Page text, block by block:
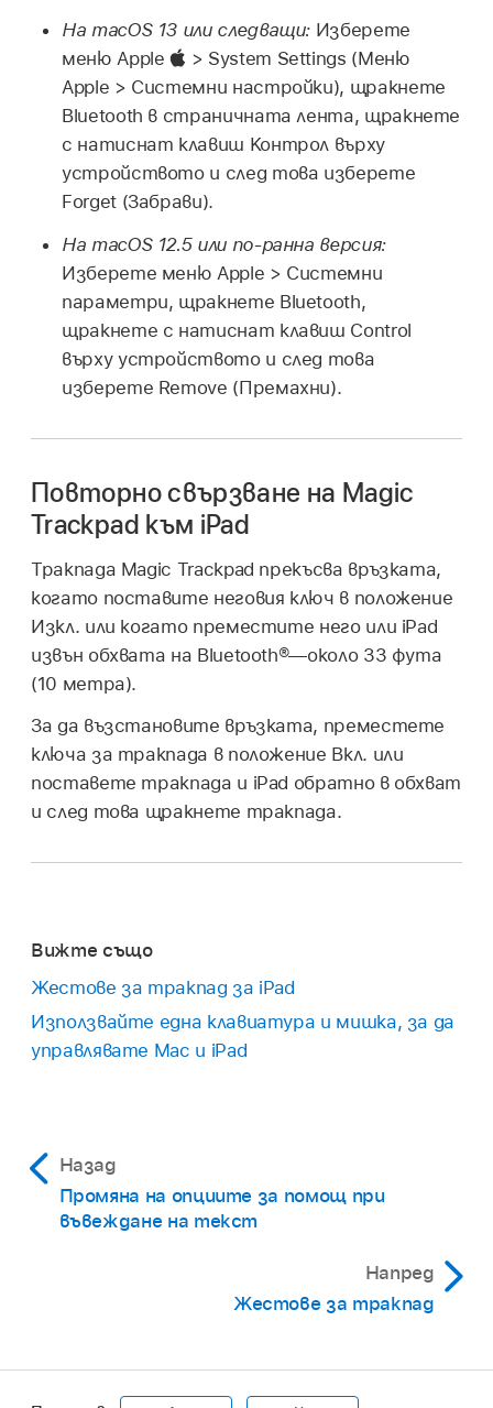
На macOS 13 или следващи: Изберете
меню Apple
> System Settings (Меню
Apple > Системни настройки), щракнете
Bluetooth в страничната лента, щракнете
с натиснат клавиш Контрол върху
устройството и след това изберете
Forget (Забрави).
На macOS 12.5 или по-ранна версия:
Изберете меню Apple > Системни
параметри, щракнете Bluetooth,
щракнете с натиснат клавиш Control
върху устройството и след това
изберете Remove (Премахни).
Повторно свързване на Magic
Trackpad към iPad
Тракпада Magic Trackpad прекъсва връзката,
когато поставите неговия ключ в положение
Изкл. или когато преместите него или iPad
извън обхвата на Bluetooth®—около 33 фута
(10 метра).
За да възстановите връзката, преместете
ключа за тракпада в положение Вкл. или
поставете тракпада и iPad обратно в обхват
и след това щракнете тракпада.
Вижте също
Жестове за тракпад за iPad
Използвайте една клавиатура и мишка, за да
управлявате Mac и iPad
Назад
Промяна на опциите за помощ при
въвеждане на текст
Напред
Жестове за тракпад